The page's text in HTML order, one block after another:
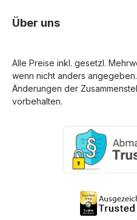
Über uns
Alle Preise inkl. gesetzl.
wenn nicht anders angegeben.
Änderungen der
vorbehalten.